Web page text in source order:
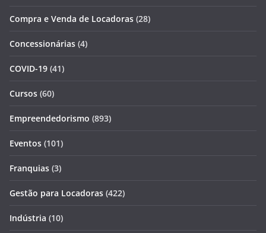
Compra e Venda de Locadoras (28)
Concessionárias (4)
COVID-19 (41)
Cursos (60)
Empreendedorismo (893)
Eventos (101)
Franquias (3)
Gestão para Locadoras (422)
Indústria (10)